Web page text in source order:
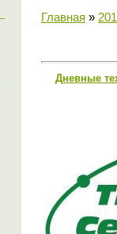
Главная »
Дневные